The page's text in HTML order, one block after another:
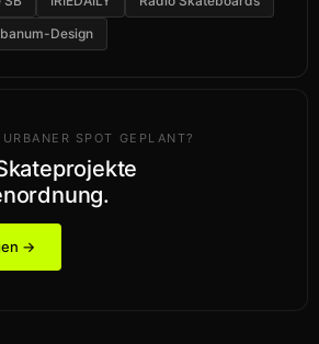
Design
SPOT GEPLANT?
→